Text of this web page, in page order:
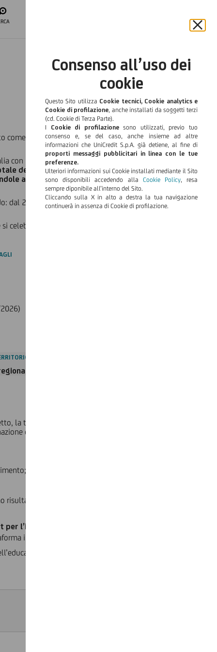
ACCESSO
AREA CLIENTI
come l’uso di una carta di credito, inun atto di
con una dellecarte di credito ‘Etiche’
delle spesesostenute (con l’esclusione dei prelievi di
a iniziative di solidarietàpromosse dalle
2018 infatti, le loro carte UniCreditCard Flexia Classic
celebrano i
la trasparenza e l’affidabilità nella selezione delle
dei fondi, individuando gli ambiti di intervento, i
risultati sociali positivi, concreti, misurabili e
per l’inclusione”
ilMioDono.it
Consenso all’uso dei
cookie
Questo Sito utilizza Cookie tecnici, Cookie analytics e
Cookie di profilazione, anche installati da soggetti terzi
(cd. Cookie di Terza Parte).
I Cookie di profilazionesono utilizzati, previo tuo
consenso e, se del caso, anche insieme ad altre
informazioni che UniCredit S.p.A. già detiene, al fine di
proporti messaggi pubblicitari in linea con le tue
preferenze.
Ulteriori informazioni sui Cookie installati mediante il Sito
sono disponibili accedendo alla Cookie Policy, resa
sempre diponibile all’interno del Sito.
Cliccando sulla X in alto a destra la tua navigazione
continuerà in assenza di Cookie di profilazione.